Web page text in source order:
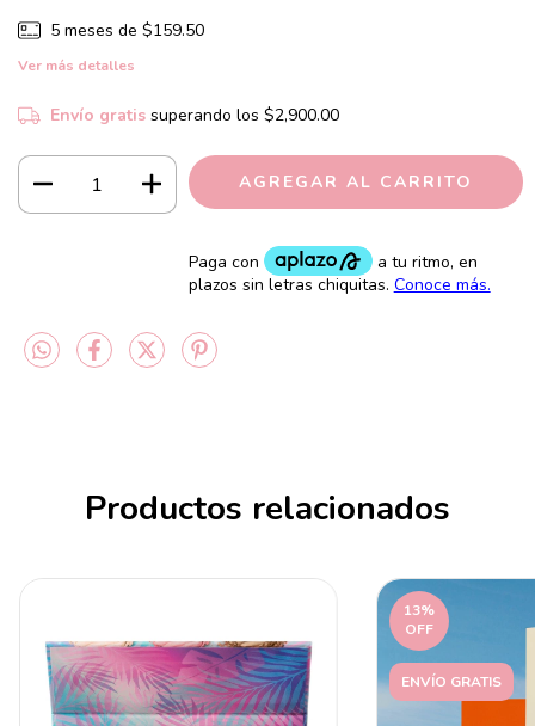
5 meses de $159.50
Ver más detalles
Envío gratis superando los $2,900.00
Productos relacionados
13%
OFF
ENVÍO GRATIS